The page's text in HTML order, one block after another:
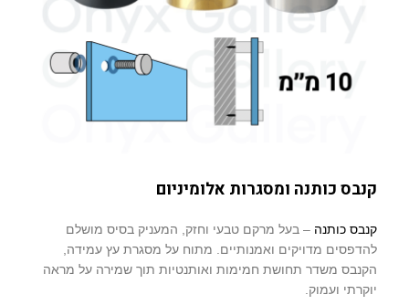
קנבס כותנה ומסגרות אלומיניום
קנבס כותנה – בעל מרקם טבעי וחזק, המעניק בסיס מושלם
להדפסים מדויקים ואמנותיים. מתוח על מסגרת עץ עמידה,
הקנבס משדר תחושת חמימות ואותנטיות תוך שמירה על מראה
יוקרתי ועמוק.